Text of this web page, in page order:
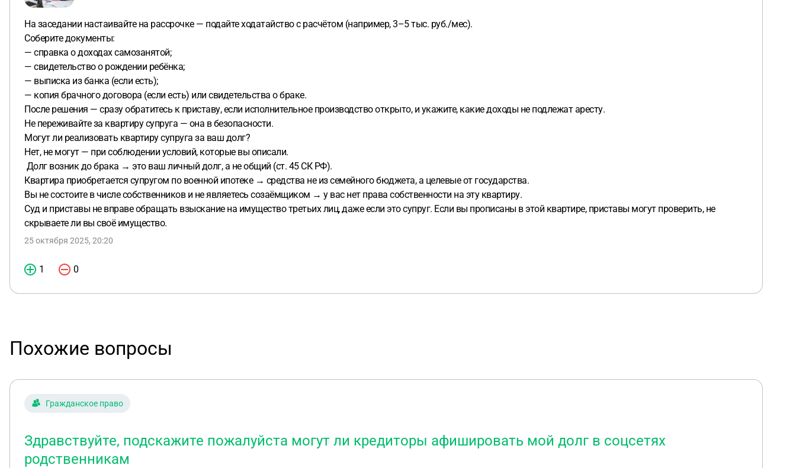
На заседании настаивайте на рассрочке — подайте ходатайство с расчётом (например, 3–5 тыс. руб./мес).
Соберите документы:
— справка о доходах самозанятой;
— свидетельство о рождении ребёнка;
— выписка из банка (если есть);
— копия брачного договора (если есть) или свидетельства о браке.
После решения — сразу обратитесь к приставу, если исполнительное производство открыто, и укажите, какие доходы не подлежат аресту.
Не переживайте за квартиру супруга — она в безопасности.
Могут ли реализовать квартиру супруга за ваш долг?
Нет, не могут — при соблюдении условий, которые вы описали.
Долг возник до брака → это ваш личный долг, а не общий (ст. 45 СК РФ).
Квартира приобретается супругом по военной ипотеке → средства не из семейного бюджета, а целевые от государства.
Вы не состоите в числе собственников и не являетесь созаёмщиком → у вас нет права собственности на эту квартиру.
Суд и приставы не вправе обращать взыскание на имущество третьих лиц, даже если это супруг. Если вы прописаны в этой квартире, приставы могут проверить, не
скрываете ли вы своё имущество.
25 октября 2025, 20:20
1 0
Похожие вопросы
Гражданское право
Здравствуйте, подскажите пожалуйста могут ли кредиторы афишировать мой долг в соцсетях
родственникам